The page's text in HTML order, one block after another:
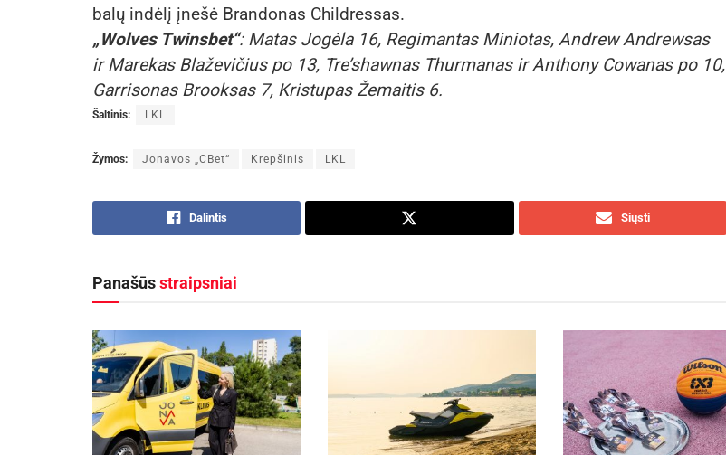
balų indėlį įnešė Brandonas Childressas.
„Wolves Twinsbet“: Matas Jogėla 16, Regimantas Miniotas, Andrew Andrewsas
ir Marekas Blaževičius po 13, Tre’shawnas Thurmanas ir Anthony Cowanas po 10,
Garrisonas Brooksas 7, Kristupas Žemaitis 6.
Šaltinis: LKL
Žymos: Jonavos „CBet“ Krepšinis LKL
Dalintis Siųsti
Panašūsstraipsniai